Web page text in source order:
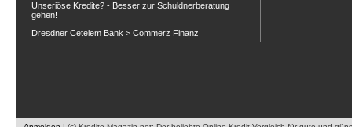
Unseriöse Kredite? - Besser zur Schuldnerberatung
gehen!
Dresdner Cetelem Bank > Commerz Finanz